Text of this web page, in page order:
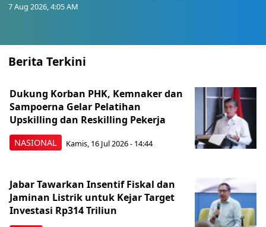
7 Aug 2026, 4:05 AM
Berita Terkini
NASIONAL
Dukung Korban PHK, Kemnaker dan
Sampoerna Gelar Pelatihan
Upskilling dan Reskilling Pekerja
Kamis, 16 Jul 2026 - 14:44
Jabar Tawarkan Insentif Fiskal dan
Jaminan Listrik untuk Kejar Target
Investasi Rp314 Triliun